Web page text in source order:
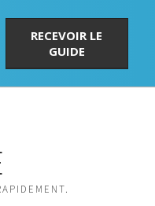
RECEVOIR LE
GUIDE